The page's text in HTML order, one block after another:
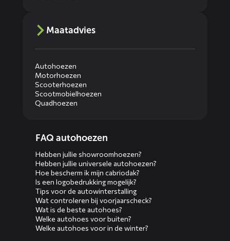
Maatadvies
Autohoezen
Motorhoezen
Scooterhoezen
Scootmobielhoezen
Quadhoezen
menusFAQ autohoezen
Hebben jullie showroomhoezen?
Hebben jullie universele autohoezen?
Hoe bescherm ik mijn cabriodak?
Is een logobedrukking mogelijk?
Tips voor de autowinterstalling
Wat controleren bij voorjaarscheck?
Wat is de beste autohoes?
Welke autohoes voor buiten?
Welke autohoes voor in de winter?